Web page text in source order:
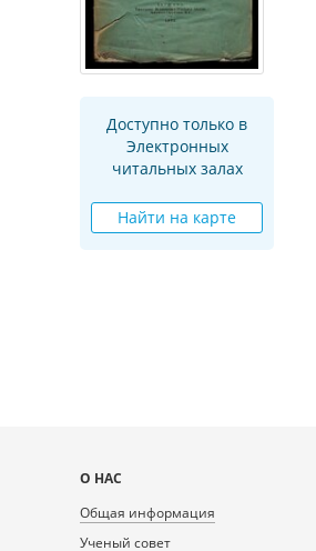
Доступно только в
Электронных
читальных залах
Найти на карте
Карта
сайта
О НАС
Общая информация
Ученый совет